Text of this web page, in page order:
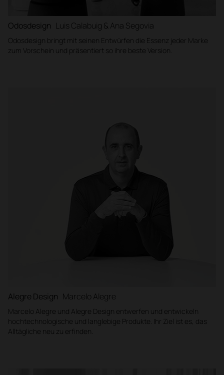
Odosdesign Luis Calabuig & Ana Segovia
Odosdesign bringt mit seinen Entwürfen die Essenz jeder Marke
zum Vorschein und präsentiert so ihre beste Version.
Alegre Design Marcelo Alegre
Marcelo Alegre und Alegre Design entwerfen und entwickeln
hochtechnologische und langlebige Produkte. Ihr Ziel ist es, das
Alltägliche neu zu erfinden.